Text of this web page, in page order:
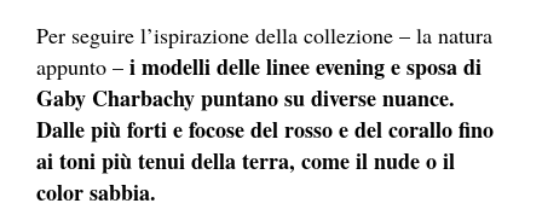
Per seguire l’ispirazione della collezione – la natura
appunto – i modelli delle linee evening e sposa di
Gaby Charbachy puntano su diverse nuance.
Dalle più forti e focose del rosso e del corallo fino
ai toni più tenui della terra, come il nude o il
color sabbia.